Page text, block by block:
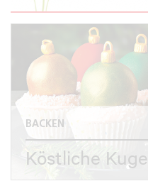
BACKEN
Köstliche